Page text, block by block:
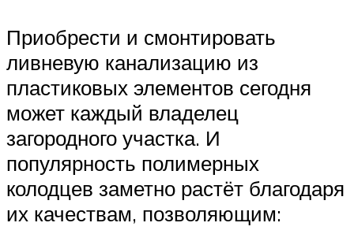
Приобрести и смонтировать
ливневую канализацию из
пластиковых элементов сегодня
может каждый владелец
загородного участка. И
популярность полимерных
колодцев заметно растёт благодаря
их качествам, позволяющим: